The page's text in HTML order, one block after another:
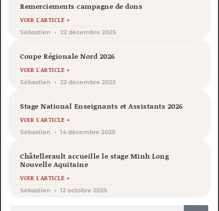
Remerciements campagne de dons
VOIR L'ARTICLE »
Sébastien 22 décembre 2025
Coupe Régionale Nord 2026
VOIR L'ARTICLE »
Sébastien 22 décembre 2025
Stage National Enseignants et Assistants 2026
VOIR L'ARTICLE »
Sébastien 14 décembre 2025
Châtellerault accueille le stage Minh Long
Nouvelle Aquitaine
VOIR L'ARTICLE »
Sébastien 12 octobre 2025